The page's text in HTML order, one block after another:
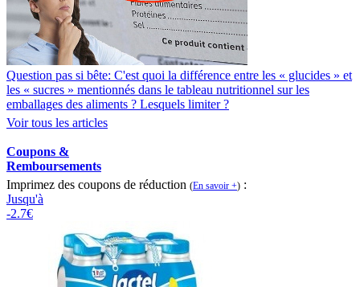
Question pas si bête: C'est quoi la différence entre les « glucides » et
les « sucres » mentionnés dans le tableau nutritionnel sur les
emballages des aliments ? Lesquels limiter ?
Voir tous les articles
Coupons &
Remboursements
Imprimez des coupons de réduction (En savoir +) :
Jusqu'à
-2.7€